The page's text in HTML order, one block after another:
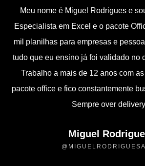
Meu nome é Miguel Rodrigues e
Especialista em Excel e o pacote
mil planilhas para empresas e
tudo que eu ensino já foi validado no
Trabalho a mais de 12 anos com
pacote office e fico constantemente
Sempre over
Miguel